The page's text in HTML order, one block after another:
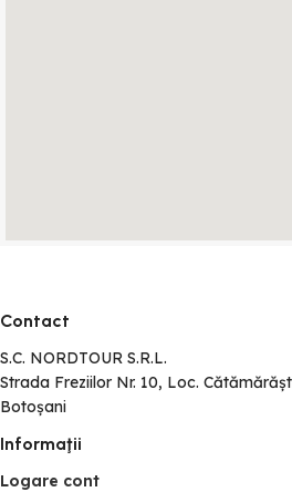
Contact
S.C. NORDTOUR S.R.L.
Strada Freziilor Nr. 10, Loc.
Botoșani
Informaţii
Logare cont